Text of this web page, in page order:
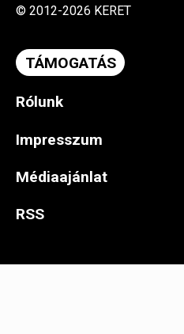
© 2012-2026 KERET
TÁMOGATÁS
Rólunk
Impresszum
Médiaajánlat
RSS